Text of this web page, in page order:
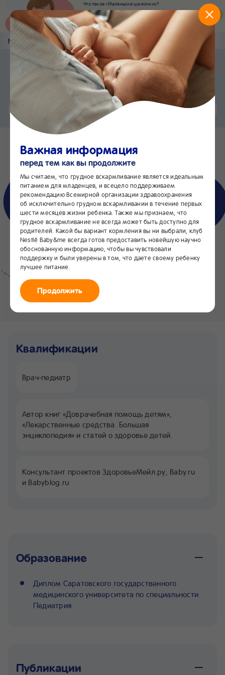
Что такое «Маленькие шажочки»?
Наш новый суперсервис для отслеживания
развития вашего малыша
Попробовать сейчас
Nestlé Baby &me Главная
Приложение Nestlé Baby&me
Еще быстрее и удобнее
Установить
Чат24/7
Бутузова Олеся
Владимировна
Квалификации
Врач-педиатр
Автор книг «Доврачебная помощь детям»,
«Лекарственные средства. Большая
энциклопедия» и статей о здоровье детей.
Консультант проектов ЗдоровьеМейл.ру, Baby.ru
и Babyblog.ru
Образование
Диплом Саратовского государственного
медицинского университета по специальности
Педиатрия
Публикации
Важная информация
перед тем как вы продолжите
Мы считаем, что грудное вскармливание является идеальным
питанием для младенцев, и всецело поддерживаем
рекомендацию Всемирной организации здравоохранения
об исключительно грудном вскармливании в течение первых
шести месяцев жизни ребенка. Также мы признаем, что
грудное вскармливание не всегда может быть доступно для
родителей. Какой бы вариант кормления вы ни выбрали, клуб
Nestlé Baby&me всегда готов предоставить новейшую научно
обоснованную информацию, чтобы вы чувствовали
поддержку и были уверены в том, что даете своему ребенку
лучшее питание.
Продолжить